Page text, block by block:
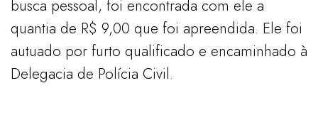
busca pessoal, foi encontrada com ele a
quantia de R$ 9,00 que foi apreendida. Ele foi
autuado por furto qualificado e encaminhado à
Delegacia de Polícia Civil.